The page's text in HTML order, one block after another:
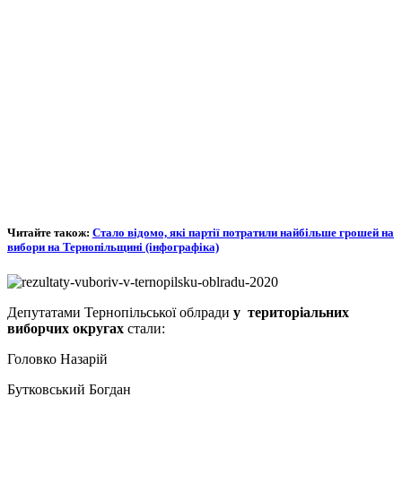
Читайте також: Стало відомо, які партії потратили найбільше грошей на
вибори на Тернопільщині (інфографіка)
Депутатами Тернопільської облради у територіальних
виборчих округах стали:
Головко Назарій
Бутковський Богдан